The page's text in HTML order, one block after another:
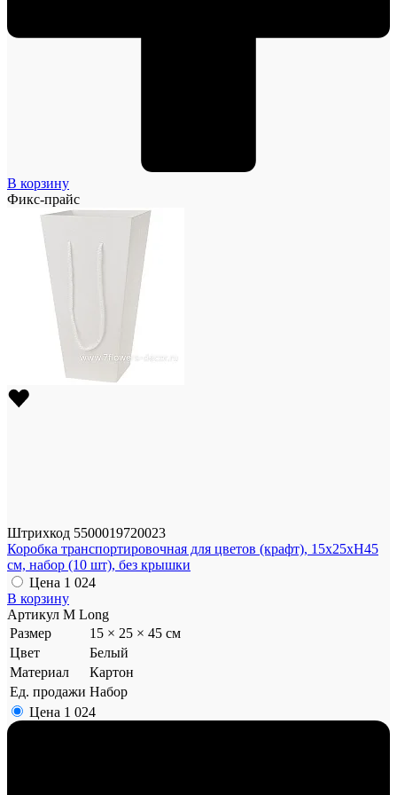
В корзину
Фикс-прайс
Штрихкод 5500019720023
Коробка транспортировочная для цветов (крафт), 15x25xH45
см, набор (10 шт), без крышки
Цена 1 024
В корзину
Артикул М Long
Размер
15 × 25 × 45 см
Цвет
Белый
Материал
Картон
Ед. продажи Набор
Цена 1 024